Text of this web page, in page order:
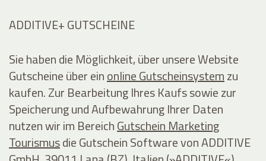
ADDITIVE+ GUTSCHEINE
Sie haben die Möglichkeit, über unsere Website
Gutscheine über einonline Gutscheinsystemzu
kaufen. Zur Bearbeitung Ihres Kaufs sowie zur
Speicherung und Aufbewahrung Ihrer Daten
nutzen wir im BereichGutschein Marketing
Tourismusdie Gutschein Software von ADDITIVE